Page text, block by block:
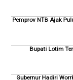
Pemprov NTB Ajak
Bupati Lotim
Gubernur Hadiri